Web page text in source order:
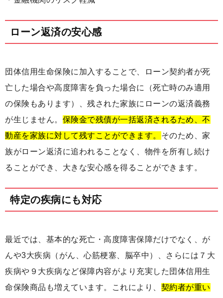
ローン返済の安心感
団体信用生命保険に加入することで、ローン契約者が死
亡した場合や高度障害を負った場合に（死亡時のみ適用
の保険もあります）、残された家族にローンの返済義務
が生じません。 保険金で残債が一括返済されるため、不
動産を家族に対して残すことができます。 そのため、家
族がローン返済に追われることなく、物件を所有し続け
ることができ、大きな安心感を得ることができます。
特定の疾病にも対応
最近では、基本的な死亡・高度障害保障だけでなく、が
んや3大疾病（がん、心筋梗塞、脳卒中）、さらには７大
疾病や９大疾病など保障内容がより充実した団体信用生
命保険商品も増えています。これにより、 契約者が重い